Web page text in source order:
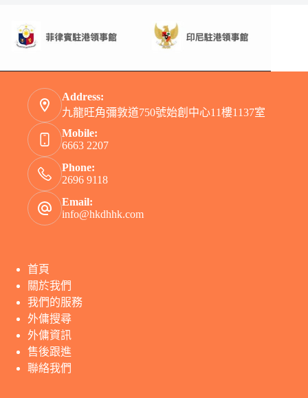
Address:
九龍旺角彌敦道750號始創中心11樓1137室
Mobile:
6663 2207
Phone:
2696 9118
Email:
info@hkdhhk.com
首頁
關於我們
我們的服務
外傭搜尋
外傭資訊
售後跟進
聯絡我們